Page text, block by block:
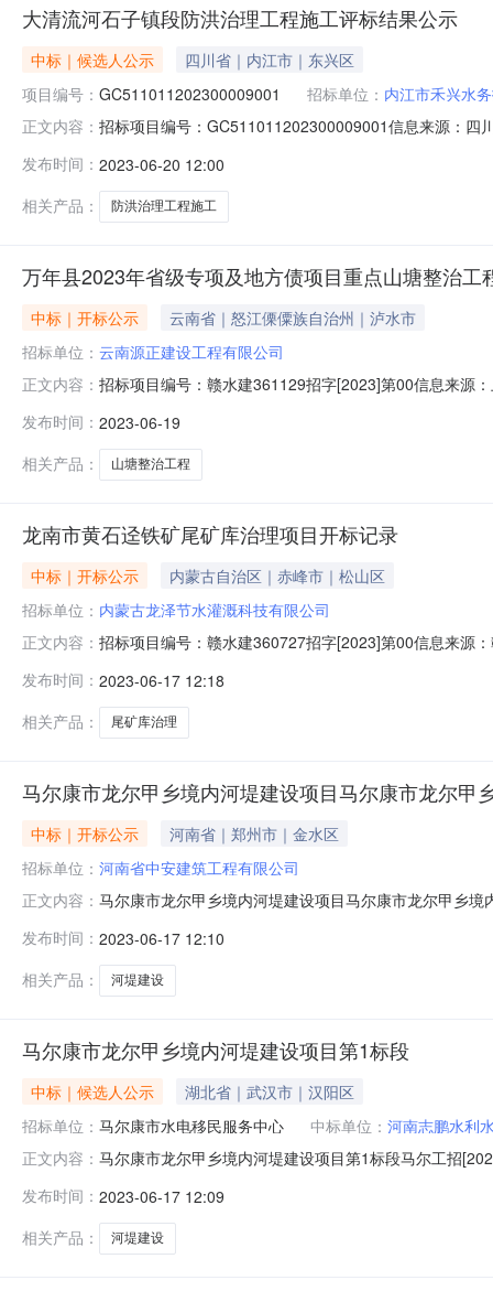
大清流河石子镇段防洪治理工程施工评标结果公示
中标｜候选人公示
四川省｜内江市｜东兴区
项目编号： GC511011202300009001 招标单位： 内江市禾兴水
正文内容： 招标项目编号：GC511011202300009001信息来源：四
0832-2252857招标人内江市禾兴水务投资有限责任公司
发布时间： 2023-06-20 12:00
相关产品：
防洪治理工程施工
万年县2023年省级专项及地方债项目重点山塘整治工
中标｜开标公示
云南省｜怒江傈僳族自治州｜泸水市
招标单位： 云南源正建设工程有限公司
正文内容： 招标项目编号：赣水建361129招字[2023]第00信息来源
价:0.00元/%;工期:日历天;质量要求:;保证金金额:0.00元,
发布时间： 2023-06-19
相关产品：
山塘整治工程
龙南市黄石迳铁矿尾矿库治理项目开标记录
中标｜开标公示
内蒙古自治区｜赤峰市｜松山区
招标单位： 内蒙古龙泽节水灌溉科技有限公司
正文内容： 招标项目编号：赣水建360727招字[2023]第00信息来源
质量要求:;保证金金额:0.00元,投标文件递交时间:未上传,
发布时间： 2023-06-17 12:18
相关产品：
尾矿库治理
马尔康市龙尔甲乡境内河堤建设项目马尔康市龙尔甲
中标｜开标公示
河南省｜郑州市｜金水区
招标单位： 河南省中安建筑工程有限公司
正文内容： 马尔康市龙尔甲乡境内河堤建设项目马尔康市龙尔甲乡
报价：7172525.00；工期（交货期）：240。投标人名
发布时间： 2023-06-17 12:10
相关产品：
河堤建设
马尔康市龙尔甲乡境内河堤建设项目第1标段
中标｜候选人公示
湖北省｜武汉市｜汉阳区
招标单位： 马尔康市水电移民服务中心 中标单位： 河南志鹏水利
正文内容： 马尔康市龙尔甲乡境内河堤建设项目第1标段马尔工招
理机构四川宸禹工程咨询有限公司招标代理机构联系电
发布时间： 2023-06-17 12:09
相关产品：
河堤建设